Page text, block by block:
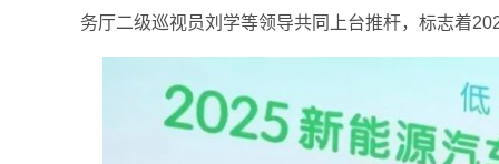
务厅二级巡视员刘学等领导共同上台推杆，标志着